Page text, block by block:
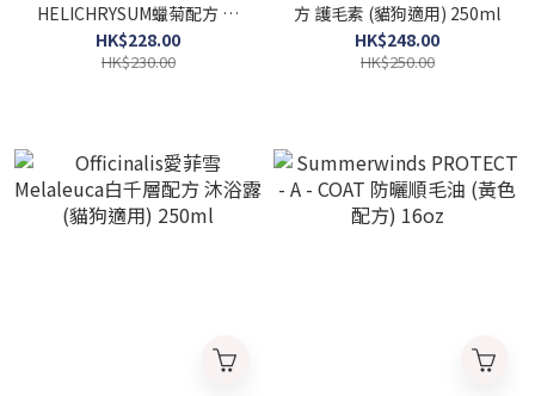
HELICHRYSUM蠟菊配方 沐
浴露 (貓狗適用) 250ml
HK$228.00
HK$230.00
方 護毛素 (貓狗適用) 250ml
HK$248.00
HK$250.00